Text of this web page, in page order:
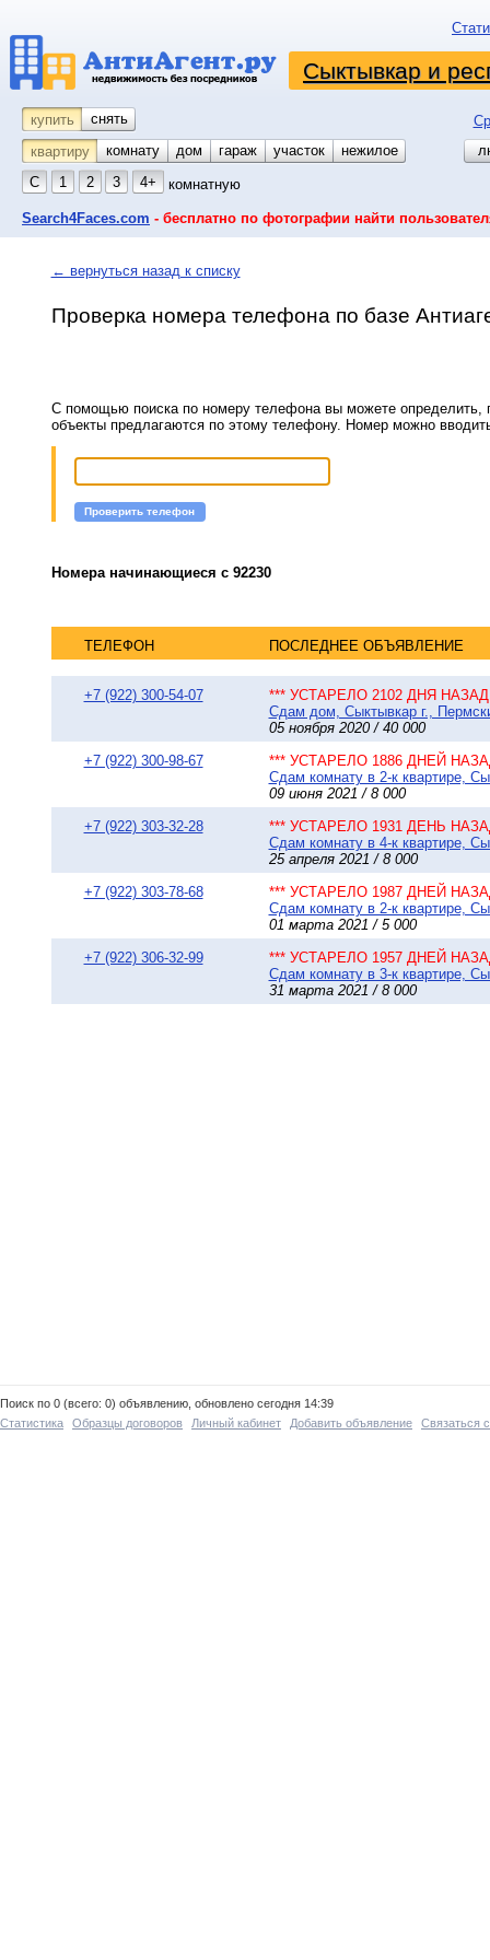
Сыктывкар и
купить снять
квартиру
комнату койко-место
дом гараж участок
нежилое
С
1 2 3 4+ комнатную
Search4Faces.com - бесплатно по фотографии найти
← вернуться назад к списку
Проверка номера телефона по базе
С помощью поиска по номеру телефона вы можете определить,
объекты предлагаются по этому телефону. Номер можно
Проверить телефон
Номера начинающиеся с 92230
ТЕЛЕФОН ПОСЛЕДНЕЕ ОБЪЯВЛЕНИЕ
+7 (922) 300-54-07
*** УСТАРЕЛО 2102 ДНЯ НАЗАД
Сдам дом, Сыктывкар г.,
05 ноября 2020 / 40 000
+7 (922) 300-98-67
*** УСТАРЕЛО 1886 ДНЕЙ
Сдам комнату в 2-к квартире,
09 июня 2021 / 8 000
+7 (922) 303-32-28
*** УСТАРЕЛО 1931 ДЕНЬ
Сдам комнату в 4-к квартире,
25 апреля 2021 / 8 000
+7 (922) 303-78-68
*** УСТАРЕЛО 1987 ДНЕЙ
Сдам комнату в 2-к квартире,
01 марта 2021 / 5 000
+7 (922) 306-32-99
*** УСТАРЕЛО 1957 ДНЕЙ
Сдам комнату в 3-к квартире,
31 марта 2021 / 8 000
Поиск по 0 (всего: 0) объявлению, обновлено сегодня 14:39
Статистика
Образцы договоров Личный кабинет Добавить объявление Связаться